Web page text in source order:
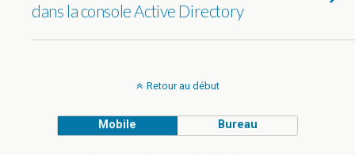
dans la console Active Directory
Retour au début
Mobile Bureau